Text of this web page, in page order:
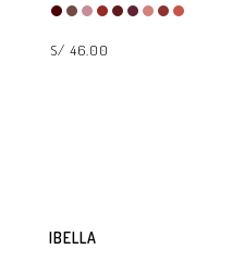
S/ 46.00
IBELLA